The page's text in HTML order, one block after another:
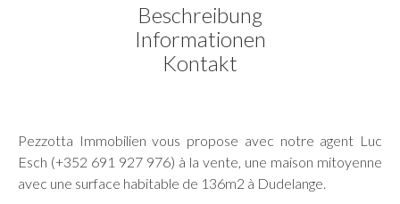
Beschreibung
Informationen
Kontakt
Pezzotta Immobilien vous propose avec notre agent Luc
Esch (+352 691 927 976) à la vente, une maison mitoyenne
avec une surface habitable de 136m2 à Dudelange.